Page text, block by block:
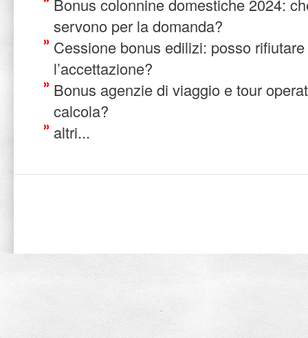
servono per la domanda?
Cessione bonus edilizi: posso
l’accettazione?
Bonus agenzie di viaggio e tour
calcola?
altri...